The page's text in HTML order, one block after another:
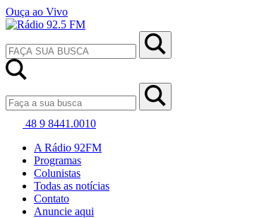
Ouça ao Vivo
48 9 8441.0010
A Rádio 92FM
Programas
Colunistas
Todas as notícias
Contato
Anuncie aqui